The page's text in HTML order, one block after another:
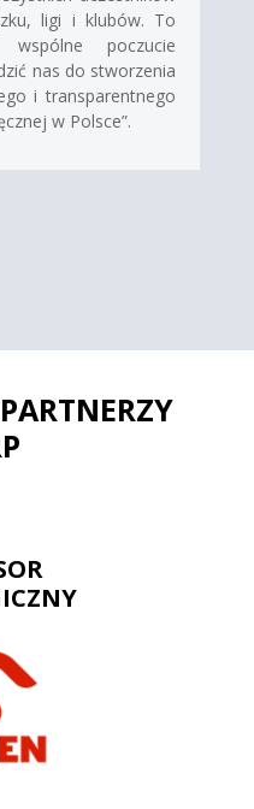
ligi i klubów. To
poczucie
nas do stworzenia
i transparentnego
w Polsce”.